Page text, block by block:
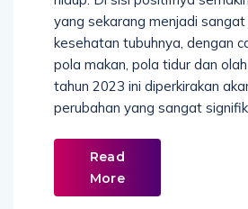
yang sekarang menjadi
kesehatan tubuhnya, dengan
pola makan, pola tidur dan
tahun 2023 ini diperkirakan
perubahan yang sangat
Read
More